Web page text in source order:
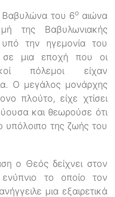
Βαβυλώνα του 6οαιώνα
της Βαβυλωνιακής
υπό την ηγεμονία του
σε μια εποχή που οι
πόλεμοι είχαν
Ο μεγάλος μονάρχης
πλούτο, είχε χτίσει
και θεωρούσε ότι
υπόλοιπο της ζωής του
ο Θεός δείχνει στον
το οποίο τον
μια εξαιρετικά